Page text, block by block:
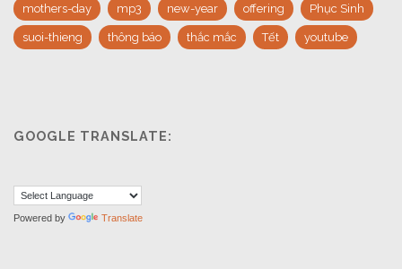
mothers-day mp3 new-year offering Phục Sinh
suoi-thieng thông báo thắc mắc Tết youtube
GOOGLE TRANSLATE:
Powered by Translate